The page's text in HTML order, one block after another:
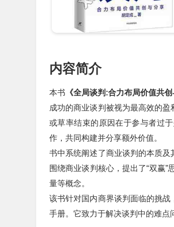
内容简介
本书 《全局谈判:合力布局价值共创
成功的商业谈判被视为最高效的
或草率结束的原因在于参与者过
作，共同构建并分享额外价值。
书中系统阐述了商业谈判的本质
围绕商业谈判核心，提出了“双赢”
量等概念。
该书针对国内商界谈判面临的挑
手册。它致力于解决谈判中的难点